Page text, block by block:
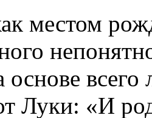
местом
основе
Луки: «И